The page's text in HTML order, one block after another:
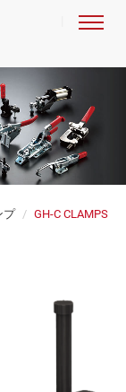
プ GH-C CLAMPS